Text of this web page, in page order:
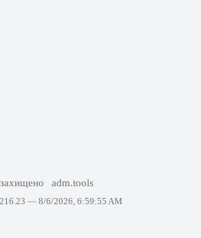
захищено adm.tools
— 8/6/2026, 6:59:55 AM